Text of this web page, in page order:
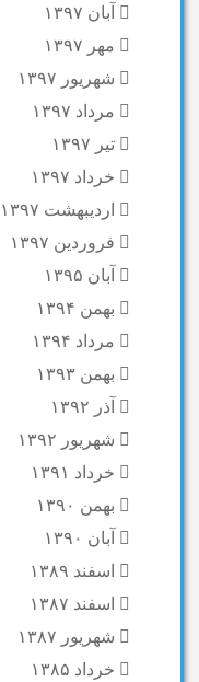
آبان ۱۳۹۷
مهر ۱۳۹۷
شهریور ۱۳۹۷
مرداد ۱۳۹۷
تیر ۱۳۹۷
خرداد ۱۳۹۷
اردیبهشت ۱۳۹۷
فروردین ۱۳۹۷
آبان ۱۳۹۵
بهمن ۱۳۹۴
مرداد ۱۳۹۴
بهمن ۱۳۹۳
آذر ۱۳۹۲
شهریور ۱۳۹۲
خرداد ۱۳۹۱
بهمن ۱۳۹۰
آبان ۱۳۹۰
اسفند ۱۳۸۹
اسفند ۱۳۸۷
شهریور ۱۳۸۷
خرداد ۱۳۸۵